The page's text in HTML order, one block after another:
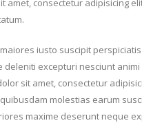
iusto suscipit
deleniti excepturi nesciunt
sit amet, consectetur
molestias earum
maxime deserunt neque